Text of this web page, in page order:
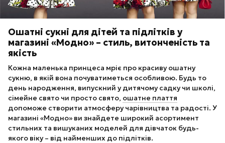
Ошатні сукні для дітей та підлітків у
магазині «Модно» – стиль, витонченість та
якість
Кожна маленька принцеса мріє про красиву ошатну
сукню, в якій вона почуватиметься особливою. Будь то
день народження, випускний у дитячому садку чи школі,
сімейне свято чи просто свято, ошатне плаття
допоможе створити атмосферу чарівництва та радості. У
магазині «Модно» ви знайдете широкий асортимент
стильних та вишуканих моделей для дівчаток будь-
якого віку – від найменших до підлітків.